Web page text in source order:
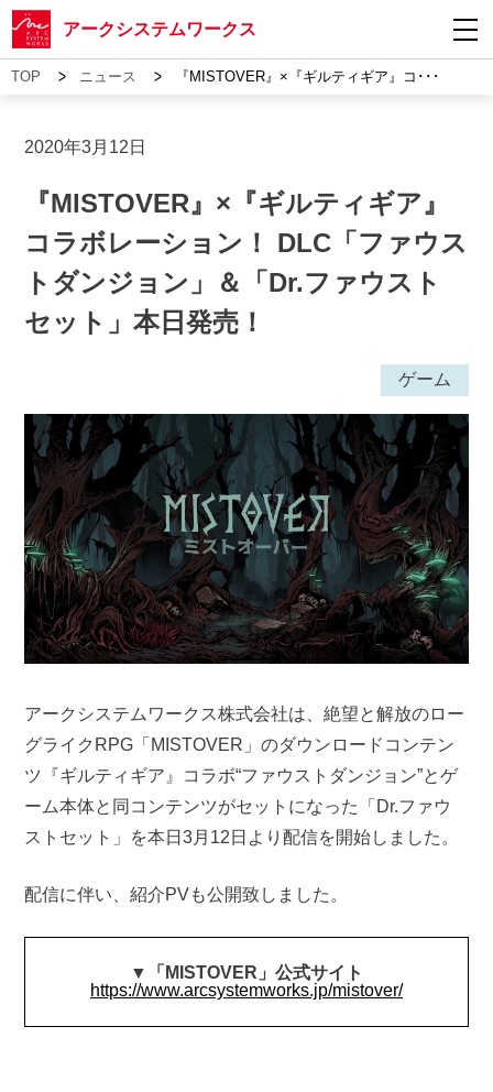
アークシステムワークス
TOP > ニュース > 『MISTOVER』×『ギルティギア』コ･･･
2020年3月12日
『MISTOVER』×『ギルティギア』
コラボレーション！ DLC「ファウス
トダンジョン」＆「Dr.ファウスト
セット」本日発売！
ゲーム
アークシステムワークス株式会社は、絶望と解放のロー
グライクRPG「MISTOVER」のダウンロードコンテン
ツ『ギルティギア』コラボ“ファウストダンジョン”とゲ
ーム本体と同コンテンツがセットになった「Dr.ファウ
ストセット」を本日3月12日より配信を開始しました。
配信に伴い、紹介PVも公開致しました。
▼
「MISTOVER」公式サイト
https://www.arcsystemworks.jp/mistover/